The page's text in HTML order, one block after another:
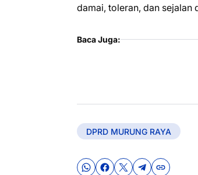
damai, toleran, dan sejalan
Baca Juga:
DPRD MURUNG RAYA